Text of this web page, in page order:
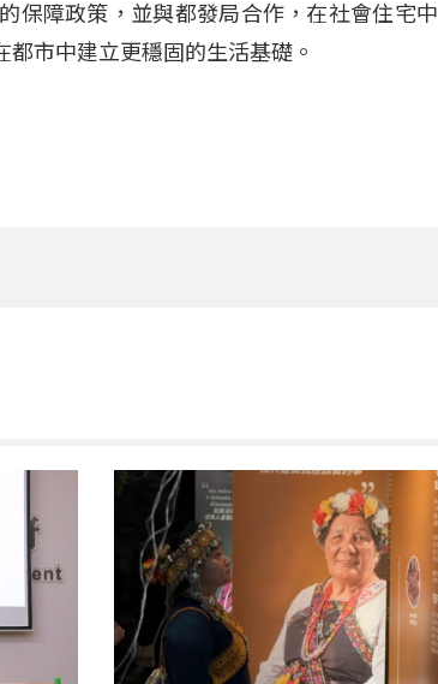
保障政策，並與都發局合作，在社會住宅中
市中建立更穩固的生活基礎。